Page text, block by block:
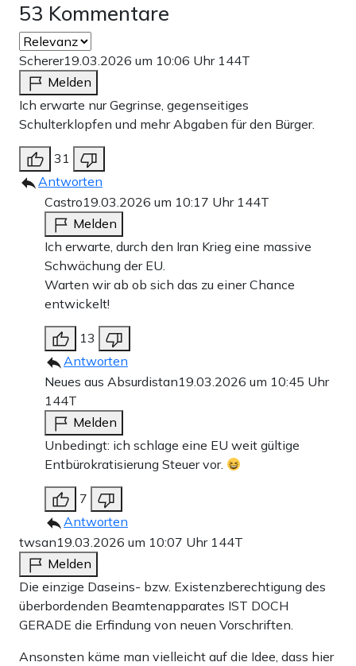
53 Kommentare
Scherer19.03.2026 um 10:06 Uhr 144T
Melden
Ich erwarte nur Gegrinse, gegenseitiges
Schulterklopfen und mehr Abgaben für den Bürger.
31
Antworten
Castro19.03.2026 um 10:17 Uhr 144T
Melden
Ich erwarte, durch den Iran Krieg eine massive
Schwächung der EU.
Warten wir ab ob sich das zu einer Chance
entwickelt!
13
Antworten
Neues aus Absurdistan19.03.2026 um 10:45 Uhr
144T
Melden
Unbedingt: ich schlage eine EU weit gültige
Entbürokratisierung Steuer vor.
7
Antworten
twsan19.03.2026 um 10:07 Uhr 144T
Melden
Die einzige Daseins- bzw. Existenzberechtigung des
überbordenden Beamtenapparates IST DOCH
GERADE die Erfindung von neuen Vorschriften.
Ansonsten käme man vielleicht auf die Idee, dass hier